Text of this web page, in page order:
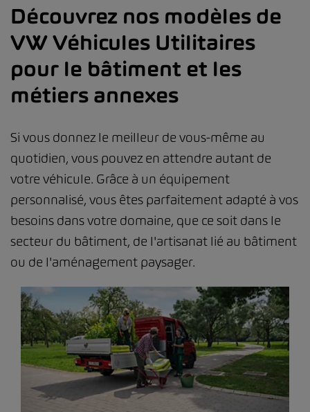
Découvrez nos modèles de
VW Véhicules Utilitaires
pour le bâtiment et les
métiers annexes
Si vous donnez le meilleur de vous-même au
quotidien, vous pouvez en attendre autant de
votre véhicule. Grâce à un équipement
personnalisé, vous êtes parfaitement adapté à vos
besoins dans votre domaine, que ce soit dans le
secteur du bâtiment, de l'artisanat lié au bâtiment
ou de l'aménagement paysager.